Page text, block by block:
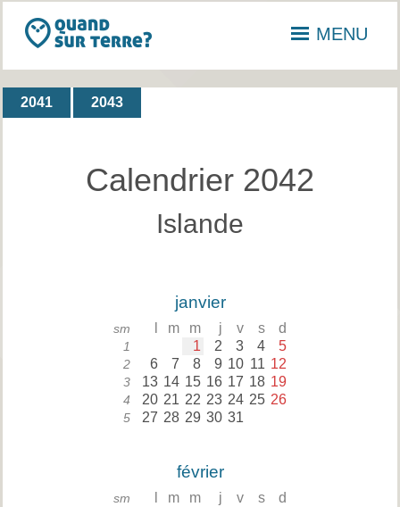
MENU
2041 2043
Calendrier 2042
Islande
janvier
sm m m j v s d
1 1 2 3 4 5
2 6 7 8 9 10 11 12
3 13 14 15 16 17 18 19
4 20 21 22 23 24 25 26
5 27 28 29 30 31
février
sm m m j v s d